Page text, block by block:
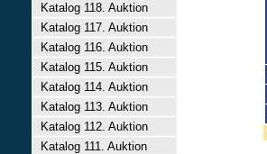
Katalog 118. Auktion
Katalog 117. Auktion
Katalog 116. Auktion
Katalog 115. Auktion
Katalog 114. Auktion
Katalog 113. Auktion
Katalog 112. Auktion
Katalog 111. Auktion